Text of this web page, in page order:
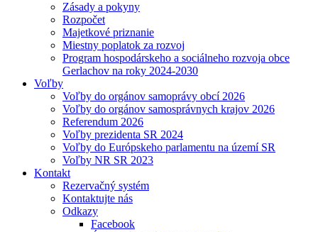
Zásady a pokyny
Rozpočet
Majetkové priznanie
Miestny poplatok za rozvoj
Program hospodárskeho a sociálneho rozvoja obce
Gerlachov na roky 2024-2030
Voľby
Voľby do orgánov samoprávy obcí 2026
Voľby do orgánov samosprávnych krajov 2026
Referendum 2026
Voľby prezidenta SR 2024
Voľby do Európskeho parlamentu na území SR
Voľby NR SR 2023
Kontakt
Rezervačný systém
Kontaktujte nás
Odkazy
Facebook